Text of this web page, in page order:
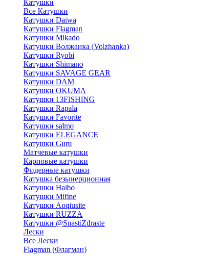
Катушки
Все Катушки
Катушки Daiwa
Катушки Flagman
Катушки Mikado
Катушки Волжанка (Volzhanka)
Катушки Ryobi
Катушки Shimano
Катушки SAVAGE GEAR
Катушки DAM
Катушки OKUMA
Катушки 13FISHING
Катушки Rapala
Катушки Favorite
Катушки salmo
Катушки ELEGANCE
Катушки Guru
Матчевые катушки
Карповые катушки
Фидерные катушки
Катушка безынерционная
Катушки Haibo
Катушки Mifine
Катушки Aoqiusite
Катушки RUZZA
Катушки @SnastiZdraste
Лески
Все Лески
Flagman (Флагман)